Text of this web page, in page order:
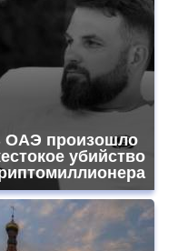
ОАЭ произошло
убийство